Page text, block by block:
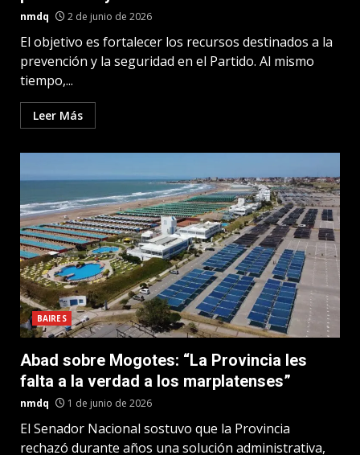
nmdq 2 de junio de 2026
El objetivo es fortalecer los recursos destinados a la
prevención y la seguridad en el Partido. Al mismo
tiempo,...
Leer Más
BAIRES
Abad sobre Mogotes: “La Provincia les
falta a la verdad a los marplatenses”
nmdq 1 de junio de 2026
El Senador Nacional sostuvo que la Provincia
rechazó durante años una solución administrativa,